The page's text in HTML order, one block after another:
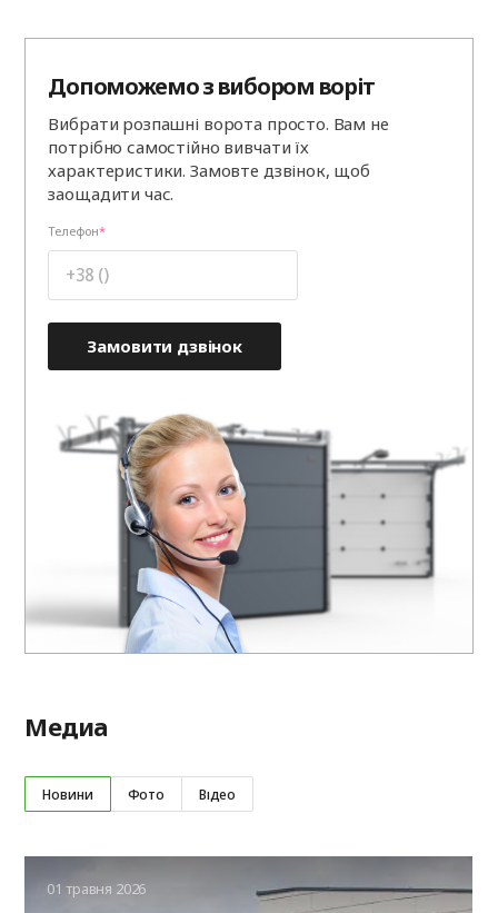
Допоможемо з вибором воріт
Вибрати розпашні ворота просто. Вам не
потрібно самостійно вивчати їх
характеристики. Замовте дзвінок, щоб
заощадити час.
Телефон
Замовити дзвінок
Медиа
Новини Фото Відео
01 травня 2026